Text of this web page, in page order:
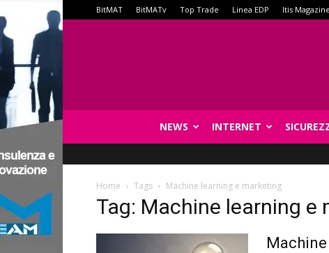
BitMAT BitMATv Top Trade Linea EDP Itis Magazine
NEWS INTERNET
Home Tags Machine learning e marketing
Tag: Machine learning e